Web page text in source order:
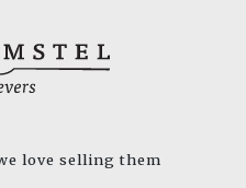
love selling them